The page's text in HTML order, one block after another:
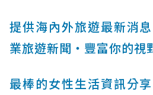
提供海內外旅遊最新消
業旅遊新聞‧豐富你的視
最棒的女性生活資訊分